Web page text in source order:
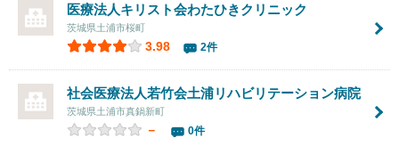
医療法人キリスト会わたひきクリニック
茨城県土浦市桜町
3.98 2件
社会医療法人若竹会土浦リハビリテーション病院
茨城県土浦市真鍋新町
－ 0件